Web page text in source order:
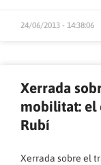
24/06/2013 - 14:38:06
Xerrada
mobilitat: el
Rubí
Xerrada sobre el